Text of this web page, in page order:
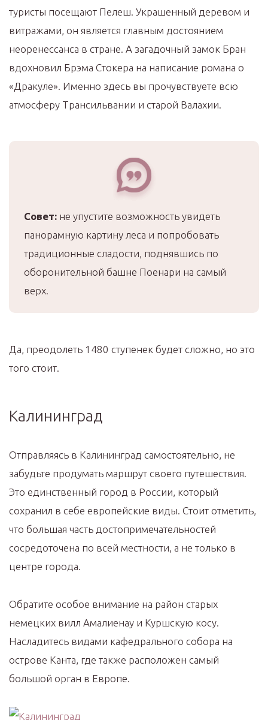
туристы посещают Пелеш. Украшенный деревом и
витражами, он является главным достоянием
неоренессанса в стране. А загадочный замок Бран
вдохновил Брэма Стокера на написание романа о
«Дракуле». Именно здесь вы прочувствуете всю
атмосферу Трансильвании и старой Валахии.
Совет: не упустите возможность увидеть
панорамную картину леса и попробовать
традиционные сладости, поднявшись по
оборонительной башне Поенари на самый
верх.
Да, преодолеть 1480 ступенек будет сложно, но это
того стоит.
Калининград
Отправляясь в Калининград самостоятельно, не
забудьте продумать маршрут своего путешествия.
Это единственный город в России, который
сохранил в себе европейские виды. Стоит отметить,
что большая часть достопримечательностей
сосредоточена по всей местности, а не только в
центре города.
Обратите особое внимание на район старых
немецких вилл Амалиенау и Куршскую косу.
Насладитесь видами кафедрального собора на
острове Канта, где также расположен самый
большой орган в Европе.